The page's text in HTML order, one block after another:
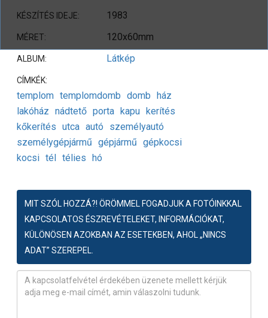
KÉSZÍTÉS IDEJE: 1983
MÉRET: 120x60mm
ALBUM: Látkép
CÍMKÉK:
templom templomdomb domb ház
lakóház nádtető porta kapu kerítés
kőkerítés utca autó
személyautó
személygépjármű gépjármű gépkocsi
kocsi tél télies hó
MIT SZÓL HOZZÁ?! ÖRÖMMEL FOGADJUK A FOTÓINKKAL
KAPCSOLATOS ÉSZREVÉTELEKET, INFORMÁCIÓKAT,
KÜLÖNÖSEN AZOKBAN AZ ESETEKBEN, AHOL „NINCS
ADAT” SZEREPEL.